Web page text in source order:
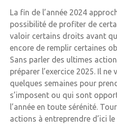
La fin de l’année 2024
possibilité de profiter de
valoir certains droits avant
encore de remplir certaines
Sans parler des ultimes
préparer l’exercice 2025. Il
quelques semaines pour
s’imposent ou qui sont
l’année en toute sérénité.
actions à entreprendre d’ici